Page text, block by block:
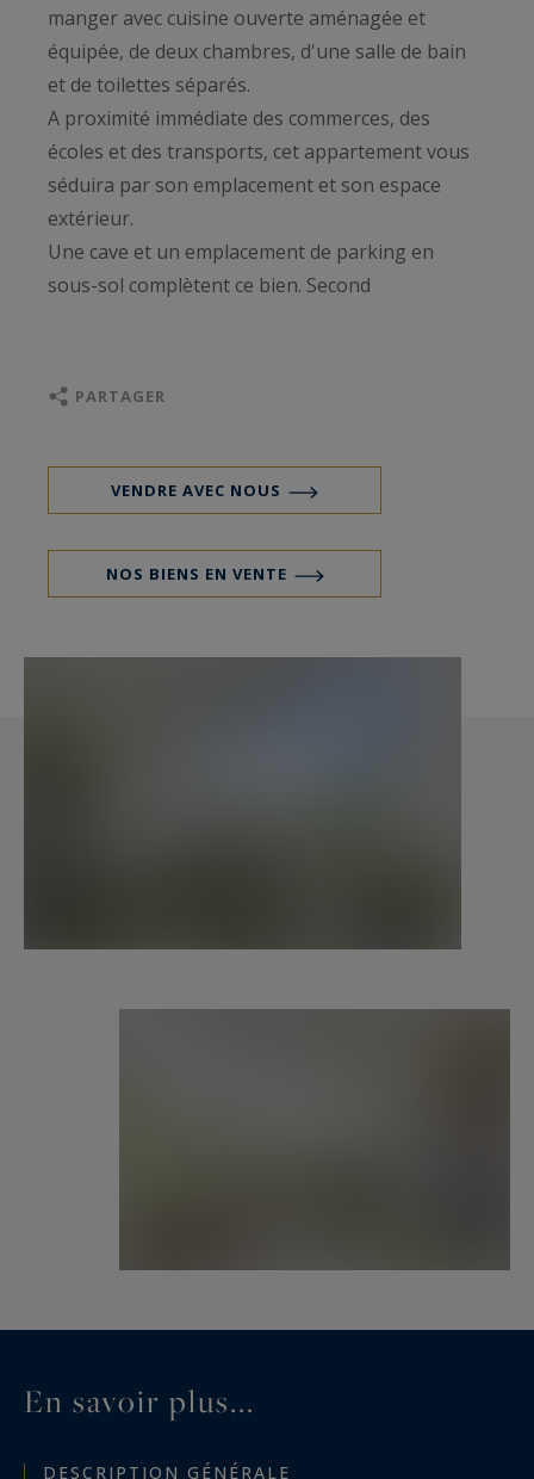
manger avec cuisine ouverte aménagée et
équipée, de deux chambres, d'une salle de bain
et de toilettes séparés.
A proximité immédiate des commerces, des
écoles et des transports, cet appartement vous
séduira par son emplacement et son espace
extérieur.
Une cave et un emplacement de parking en
sous-sol complètent ce bien. Second
internationale de l'immobilier de prestige à
PARTAGER
VENDRE AVEC NOUS
NOS BIENS EN VENTE
En savoir plus...
DESCRIPTION GÉNÉRALE